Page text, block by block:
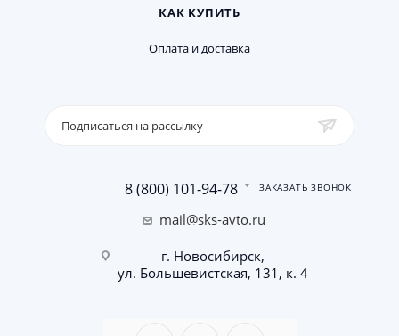
КАК КУПИТЬ
Оплата и доставка
Подписаться на рассылку
8 (800) 101-94-78 ЗАКАЗАТЬ ЗВОНОК
mail@sks-avto.ru
г. Новосибирск,
ул. Большевистская, 131, к. 4